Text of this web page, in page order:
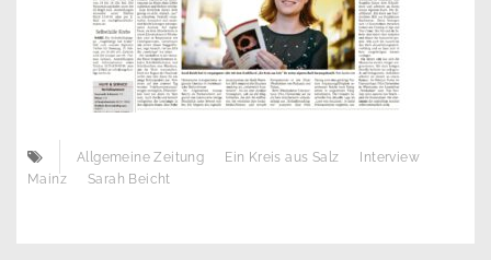
Allgemeine Zeitung Ein Kreis aus Salz
Interview
Mainz
Sarah Beicht